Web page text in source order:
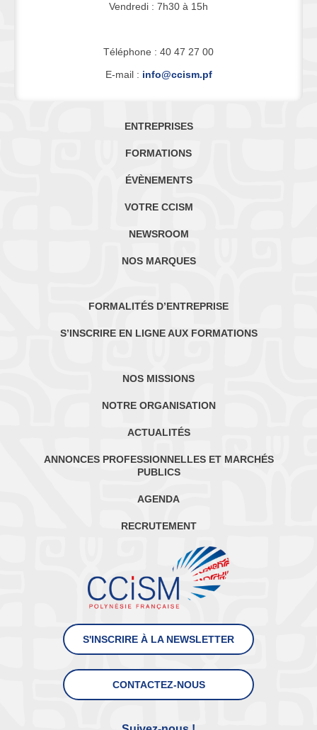
Vendredi : 7h30 à 15h
Téléphone : 40 47 27 00
E-mail : info@ccism.pf
ENTREPRISES
FORMATIONS
ÉVÈNEMENTS
VOTRE CCISM
NEWSROOM
NOS MARQUES
FORMALITÉS D’ENTREPRISE
S’INSCRIRE EN LIGNE AUX FORMATIONS
NOS MISSIONS
NOTRE ORGANISATION
ACTUALITÉS
ANNONCES PROFESSIONNELLES ET MARCHÉS
PUBLICS
AGENDA
RECRUTEMENT
S'INSCRIRE À LA NEWSLETTER
CONTACTEZ-NOUS